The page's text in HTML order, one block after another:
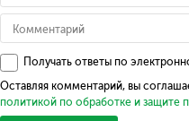
Получать ответы по
Оставляя комментарий, вы
политикой по обработке и защите